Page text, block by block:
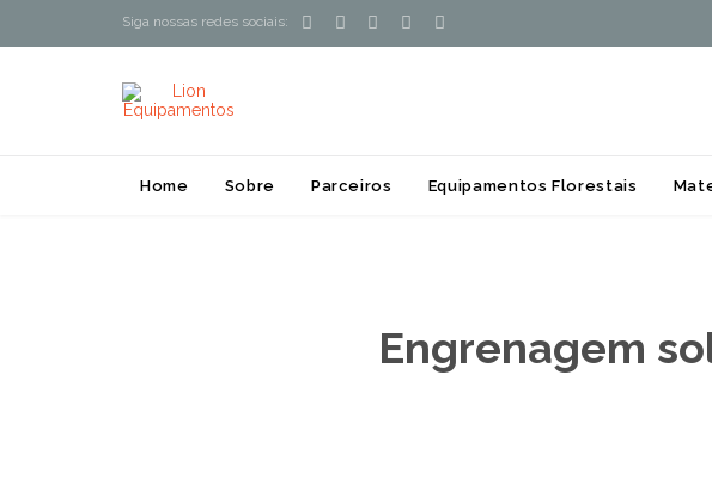
Siga nossas redes sociais:     
Home Sobre Parceiros Equipamentos Florestais
Engrenagem